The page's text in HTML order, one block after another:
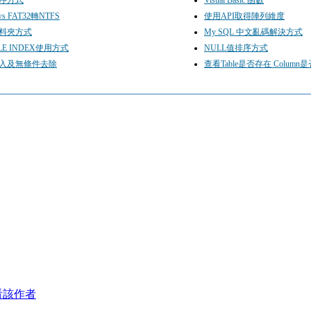
FAT32轉NTFS
使用API取得陣列維度
夾方式
My SQL 中文亂碼解決方式
INDEX使用方式
NULL值排序方式
及無條件去除
查看Table是否存在 Column
該作者